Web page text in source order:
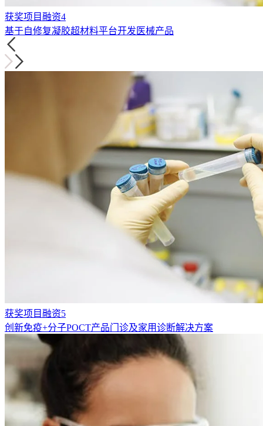
获奖项目融资4
基于自修复凝胶超材料平台开发医械产品
获奖项目融资5
创新免疫+分子POCT产品门诊及家用诊断解决方案